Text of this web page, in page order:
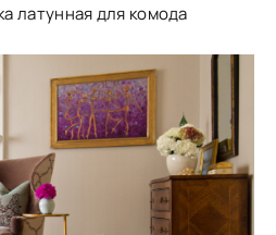
латунная для комода